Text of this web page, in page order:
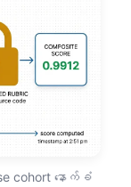
cohort နောက်ခံ